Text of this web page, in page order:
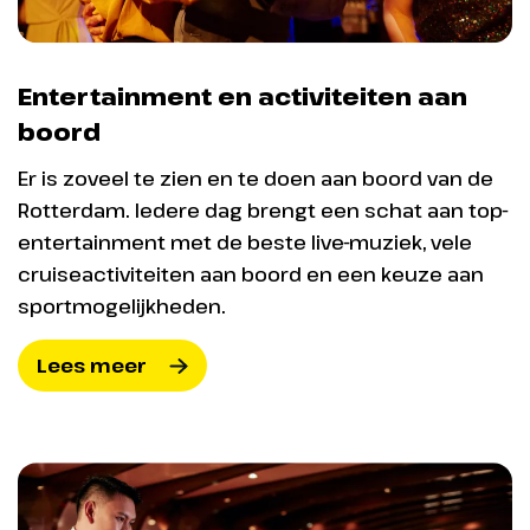
Dag 8
Aankomst Rotterdam
haven van Rotterdam waar deze
cruise eindigt.
Entertainment en activiteiten aan
boord
Er is zoveel te zien en te doen aan boord van de
Rotterdam. Iedere dag brengt een schat aan top-
entertainment met de beste live-muziek, vele
cruiseactiviteiten aan boord en een keuze aan
sportmogelijkheden.
Lees meer
worden toegelaten.
Kinderfaciliteiten
afhankelijk van het vaargebied: 6 of 12 maanden.
Club HALbiedt een kinderprogramma onder
toezicht van ervaren medewerkers.
Op de schepen van Holland America Line zijn enkel
assistentiedieren toegestaan, zoals dieren die